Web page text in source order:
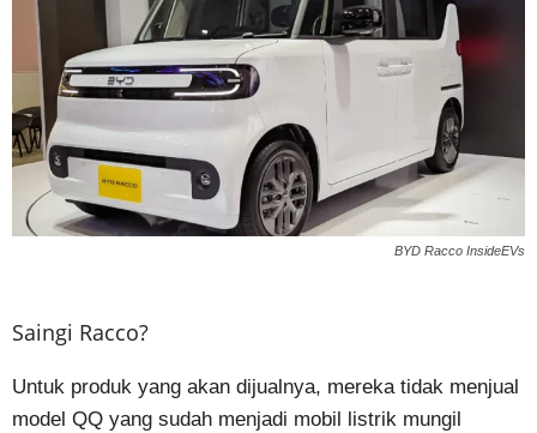
BYD Racco InsideEVs
Saingi Racco?
Untuk produk yang akan dijualnya, mereka tidak menjual
model QQ yang sudah menjadi mobil listrik mungil